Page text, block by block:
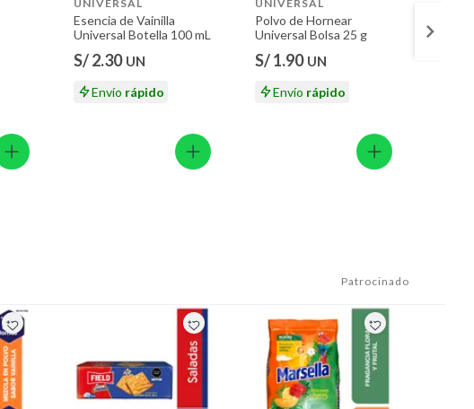
UNIVERSAL
Esencia de Vainilla
Universal Botella 100 mL
S/ 2.30 UN
Envío rápido
UNIVERSAL
Polvo de Hornear
Universal Bolsa 25 g
S/ 1.90 UN
Envío rápido
Patrocinado